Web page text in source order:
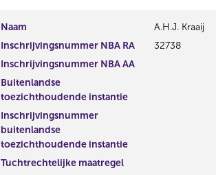
Naam
A.H.J. Kraaij
Inschrijvingsnummer NBA RA
32738
Inschrijvingsnummer NBA AA
Buitenlandse
toezichthoudende instantie
Inschrijvingsnummer
buitenlandse
toezichthoudende instantie
Tuchtrechtelijke maatregel